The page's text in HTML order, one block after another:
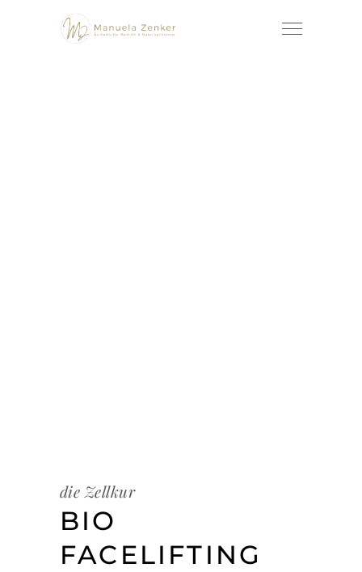
die Zellkur
BIO
FACELIFTING